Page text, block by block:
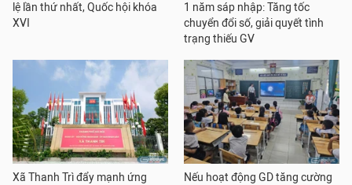
lệ lần thứ nhất, Quốc hội khóa
XVI
1 năm sáp nhập: Tăng tốc
chuyển đổi số, giải quyết tình
trạng thiếu GV
Xã Thanh Trì đẩy mạnh ứng
Nếu hoạt động GD tăng cường